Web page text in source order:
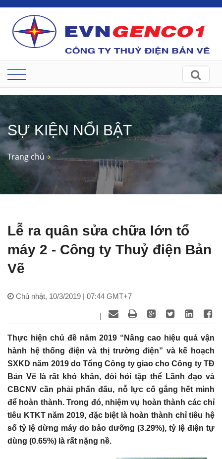
SỰ KIỆN NỔI BẬT
Trang chủ
Lễ ra quân sửa chữa lớn tổ
máy 2 - Công ty Thuỷ điện Bản
Vẽ
Chủ nhật, 10/3/2019 | 07:44 GMT+7
|
Thực hiện chủ đề năm 2019 “Nâng cao hiệu quả vận
hành hệ thống điện và thị trường điện” và kế hoạch
SXKD năm 2019 do Tổng Công ty giao cho Công ty TĐ
Bản Vẽ là rất khó khăn, đòi hỏi tập thể Lãnh đạo và
CBCNV cần phải phấn đấu, nỗ lực cố gắng hết mình
để hoàn thành. Trong đó, nhiệm vụ hoàn thành các chỉ
tiêu KTKT năm 2019, đặc biệt là hoàn thành chỉ tiêu hệ
số tỷ lệ dừng máy do bảo dưỡng (3.29%), tỷ lệ điện tự
dùng (0.65%) là rất nặng nề.